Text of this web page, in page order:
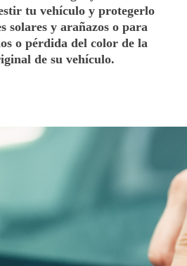
tu vehículo y protegerlo
solares y arañazos o para
o pérdida del color de la
de su vehículo.